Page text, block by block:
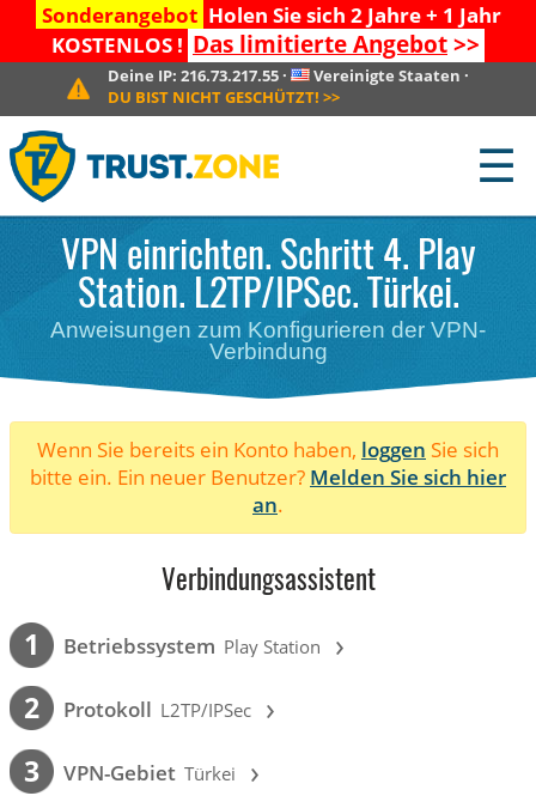
Sonderangebot Holen Sie sich 2 Jahre + 1 Jahr
KOSTENLOS ! Das limitierte Angebot>>
Deine IP:216.73.217.55 · Vereinigte Staaten ·
DU BIST NICHT GESCHÜTZT! >>
☰
VPN einrichten. Schritt 4. Play
Station. L2TP/IPSec. Türkei.
Anweisungen zum Konfigurieren der VPN-
Verbindung
Wenn Sie bereits ein Konto haben, loggen Sie sich
bitte ein. Ein neuer Benutzer? Melden Sie sich hier
an.
Verbindungsassistent
1 Betriebssystem Play Station ›
2 Protokoll L2TP/IPSec ›
3 VPN-Gebiet Türkei ›